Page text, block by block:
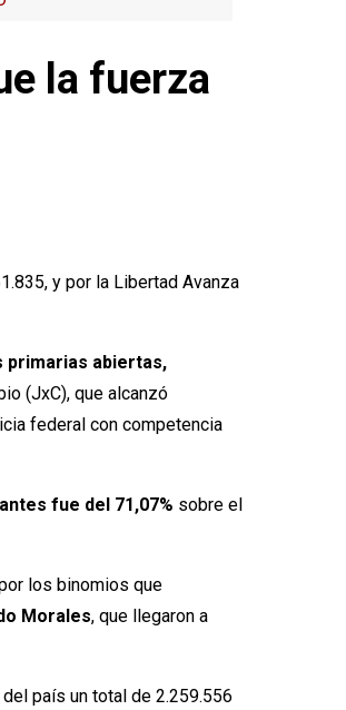
la fuerza
y por la Libertad Avanza
primarias abiertas,
(JxC), que alcanzó
federal con competencia
fue del 71,07% sobre el
los binomios que
Morales, que llegaron a
país un total de 2.259.556